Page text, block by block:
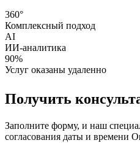
360°
Комплексный подход
AI
ИИ-аналитика
90%
Услуг оказаны удаленно
Получить
Заполните форму, и наш
согласования даты и времени